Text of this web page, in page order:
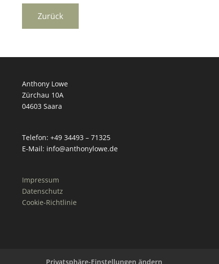
Anthony Lowe
Zürchau 10A
04603 Saara
Telefon: +49 34493 – 71325
E-Mail: info@anthonylowe.de
Impressum
Datenschutz
Cookie-Richtlinie
Privatsphäre-Einstellungen ändern